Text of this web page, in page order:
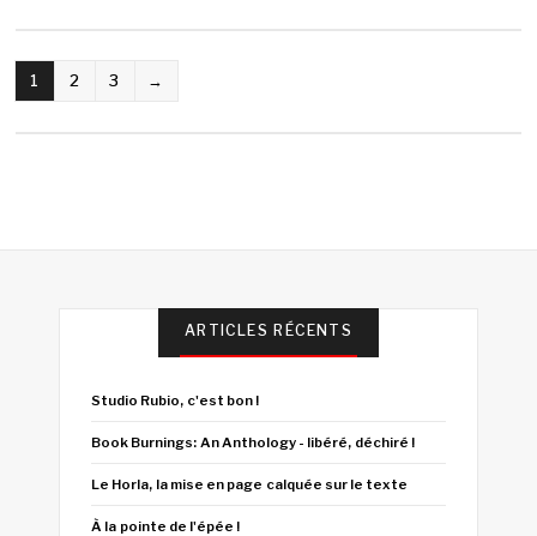
NAVIGATION
1 2 3 →
ARTICLES RÉCENTS
Studio Rubio, c'est bon !
Book Burnings: An Anthology - libéré, déchiré !
Le Horla, la mise en page calquée sur le texte
À la pointe de l'épée !